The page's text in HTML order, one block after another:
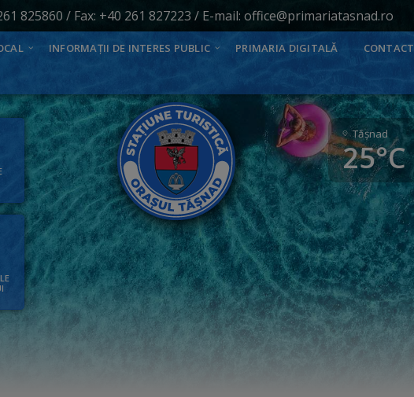
825860 / Fax: +40 261 827223 / E-mail: office@primariatasnad.ro
INFORMAȚII DE INTERES PUBLIC PRIMARIA DIGITALĂ CONTACT
Tăşnad
25°C